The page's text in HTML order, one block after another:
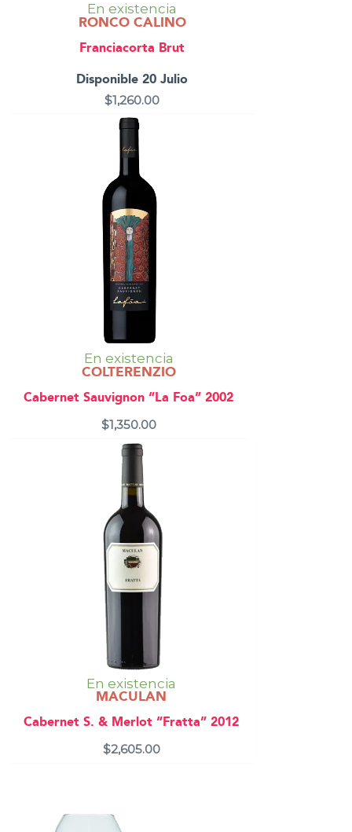
En existencia
RONCO CALINO
Franciacorta Brut
Disponible 20 Julio
$1,260.00
En existencia
COLTERENZIO
Cabernet Sauvignon “La Foa” 2002
$1,350.00
En existencia
MACULAN
Cabernet S. & Merlot “Fratta” 2012
$2,605.00